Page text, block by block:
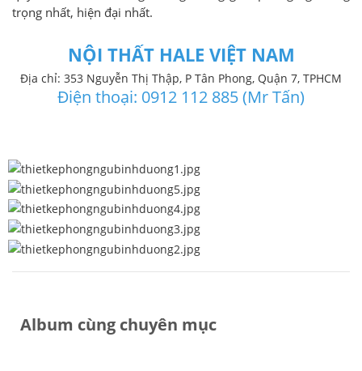
trọng nhất, hiện đại nhất.
NỘI THẤT HALE VIỆT NAM
Địa chỉ: 353 Nguyễn Thị Thập, P Tân Phong, Quận 7, TPHCM
Điện thoại: 0912 112 885 (Mr Tấn)
Album cùng chuyên mục